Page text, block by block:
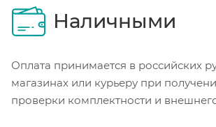
Наличными
Оплата принимается в российских
магазинах или курьеру при
проверки комплектности и